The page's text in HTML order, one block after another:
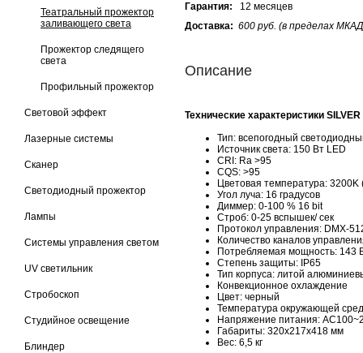
Театральный прожектор
заливающего света
Прожектор следящего
света
Профильный прожектор
Световой эффект
Лазерные системы
Сканер
Светодиодный прожектор
Лампы
Системы управления светом
UV светильник
Стробоскоп
Студийное освещение
Блиндер
Гарантия: 12 месяцев
Доставка: 600 руб. (в пределах
Описание
Технические характеристики
Тип: всепогодный
Источник света: 150 Вт LED
CRI: Ra >95
CQS: >95
Цветовая температура:
Угол луча: 16 градусов
Диммер: 0-100 % 16 bit
Строб: 0-25 вспышек/ сек
Протокол управления: DMX-
Количество каналов
Потребляемая мощность: 143
Степень защиты: IP65
Тип корпуса: литой
Конвекционное охлаждение
Цвет: черный
Температура окружающей
Напряжение питания:
Габариты: 320х217х418 мм
Вес: 6,5 кг